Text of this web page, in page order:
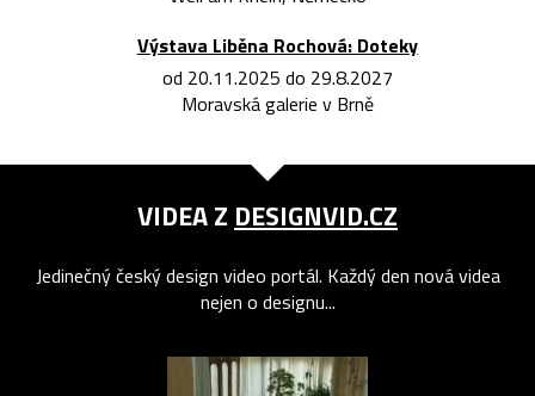
Výstava Liběna Rochová: Doteky
od 20.11.2025 do 29.8.2027
Moravská galerie v Brně
VIDEA Z DESIGNVID.CZ
Jedinečný český design video portál. Každý den nová videa
nejen o designu...